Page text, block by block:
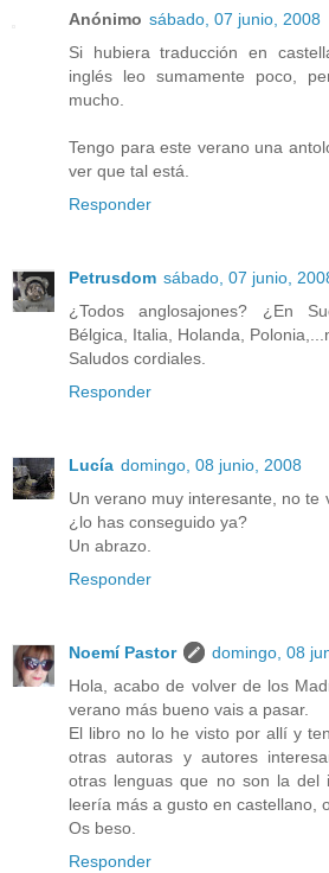
Anónimo sábado, 07 junio, 2008
Si hubiera traducción en
inglés leo sumamente poco,
mucho.
Tengo para este verano una
ver que tal está.
Responder
Petrusdom sábado, 07 junio,
¿Todos anglosajones? ¿En
Bélgica, Italia, Holanda,
Saludos cordiales.
Responder
Lucía domingo, 08 junio, 2008
Un verano muy interesante, no te
¿lo has conseguido ya?
Un abrazo.
Responder
Noemí Pastor
domingo, 08
Hola, acabo de volver de los
verano más bueno vais a pasar.
El libro no lo he visto por allí y
otras autoras y autores
otras lenguas que no son la del
leería más a gusto en castellano,
Os beso.
Responder